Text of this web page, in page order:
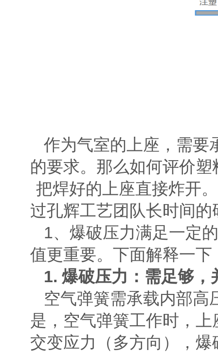
作为气室的上座，需要
的要求。那么如何评价
把焊好的上座直接炸开
过孔辉工艺团队长时间
1、爆破压力满足一定
值更重要。下面解释一下
1. 爆破压力：需足够，
空气弹簧需承载内部高
是，空气弹簧工作时，
交变应力（多方向），